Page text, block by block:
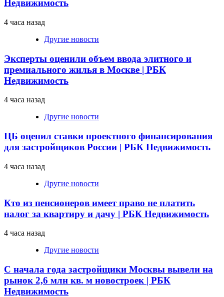
Недвижимость
4 часа назад
Другие новости
Эксперты оценили объем ввода элитного и
премиального жилья в Москве | РБК
Недвижимость
4 часа назад
Другие новости
ЦБ оценил ставки проектного финансирования
для застройщиков России | РБК Недвижимость
4 часа назад
Другие новости
Кто из пенсионеров имеет право не платить
налог за квартиру и дачу | РБК Недвижимость
4 часа назад
Другие новости
С начала года застройщики Москвы вывели на
рынок 2,6 млн кв. м новостроек | РБК
Недвижимость